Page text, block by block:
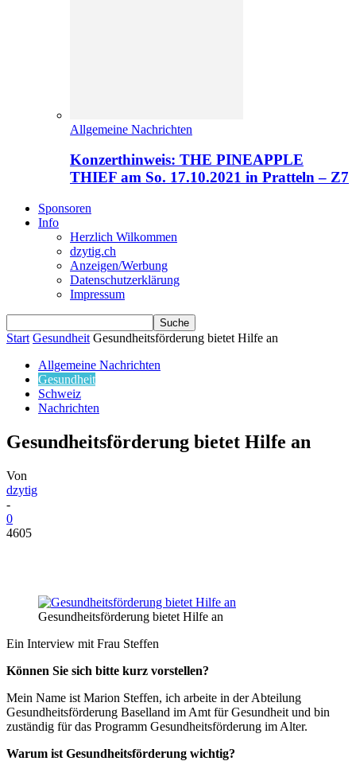
Allgemeine Nachrichten
Konzerthinweis: THE PINEAPPLE
THIEF am So. 17.10.2021 in Pratteln – Z7
Sponsoren
Info
Herzlich Wilkommen
dzytig.ch
Anzeigen/Werbung
Datenschutzerklärung
Impressum
Start Gesundheit Gesundheitsförderung bietet Hilfe an
Allgemeine Nachrichten
Gesundheit
Schweiz
Nachrichten
Gesundheitsförderung bietet Hilfe an
Von
dzytig
-
0
4605
Gesundheitsförderung bietet Hilfe an
Ein Interview mit Frau Steffen
Können Sie sich bitte kurz vorstellen?
Mein Name ist Marion Steffen, ich arbeite in der Abteilung
Gesundheitsförderung Baselland im Amt für Gesundheit und bin
zuständig für das Programm Gesundheitsförderung im Alter.
Warum ist Gesundheitsförderung wichtig?